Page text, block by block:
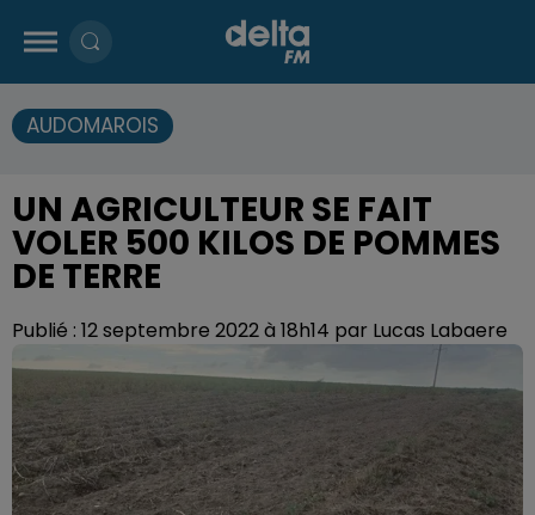
AUDOMAROIS
UN AGRICULTEUR SE FAIT
VOLER 500 KILOS DE POMMES
DE TERRE
Publié : 12 septembre 2022 à 18h14 par Lucas Labaere